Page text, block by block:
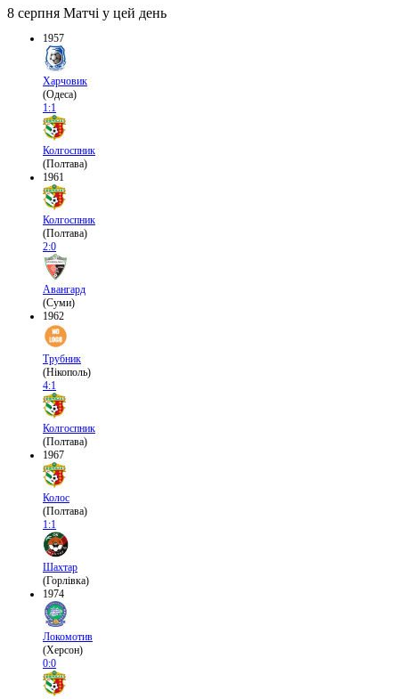
8 серпня Матчі у цей день
1957
Харчовик
(Одеса)
1:1
Колгоспник
(Полтава)
1961
Колгоспник
(Полтава)
2:0
Авангард
(Суми)
1962
Трубник
(Нікополь)
4:1
Колгоспник
(Полтава)
1967
Колос
(Полтава)
1:1
Шахтар
(Горлівка)
1974
Локомотив
(Херсон)
0:0